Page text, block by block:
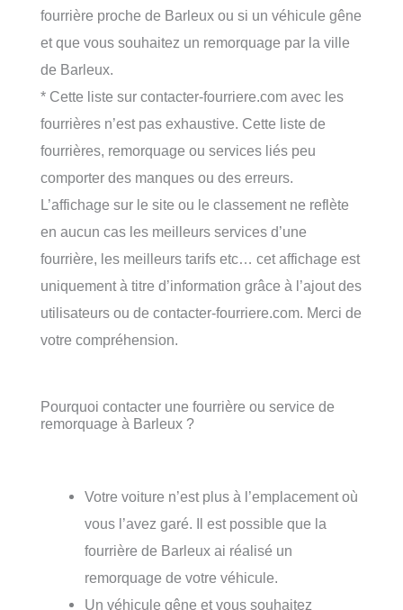
fourrière proche de Barleux ou si un véhicule gêne
et que vous souhaitez un remorquage par la ville
de Barleux.
* Cette liste sur contacter-fourriere.com avec les
fourrières n’est pas exhaustive. Cette liste de
fourrières, remorquage ou services liés peu
comporter des manques ou des erreurs.
L’affichage sur le site ou le classement ne reflète
en aucun cas les meilleurs services d’une
fourrière, les meilleurs tarifs etc… cet affichage est
uniquement à titre d’information grâce à l’ajout des
utilisateurs ou de contacter-fourriere.com. Merci de
votre compréhension.
Pourquoi contacter une fourrière ou service de
remorquage à Barleux ?
Votre voiture n’est plus à l’emplacement où
vous l’avez garé. Il est possible que la
fourrière de Barleux ai réalisé un
remorquage de votre véhicule.
Un véhicule gêne et vous souhaitez